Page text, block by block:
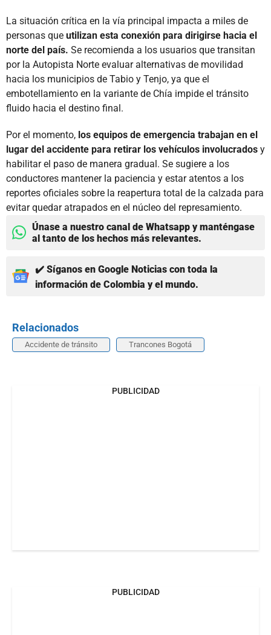
La situación crítica en la vía principal impacta a miles de
personas que utilizan esta conexión para dirigirse hacia el
norte del país. Se recomienda a los usuarios que transitan
por la Autopista Norte evaluar alternativas de movilidad
hacia los municipios de Tabio y Tenjo, ya que el
embotellamiento en la variante de Chía impide el tránsito
fluido hacia el destino final.
Por el momento, los equipos de emergencia trabajan en el
lugar del accidente para retirar los vehículos involucrados y
habilitar el paso de manera gradual. Se sugiere a los
conductores mantener la paciencia y estar atentos a los
reportes oficiales sobre la reapertura total de la calzada para
evitar quedar atrapados en el núcleo del represamiento.
Únase a nuestro canal de Whatsapp y manténgase
al tanto de los hechos más relevantes.
✔️ Síganos en Google Noticias con toda la
información de Colombia y el mundo.
Relacionados
Accidente de tránsito Trancones Bogotá
PUBLICIDAD
PUBLICIDAD